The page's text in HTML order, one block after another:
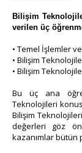
Bilişim
verilen üç
• Temel İşlemler
• Bilişim
• Bilişim
Bu üç ana
Teknolojileri
Bilişim
değerleri göz
kazanımlar bütün